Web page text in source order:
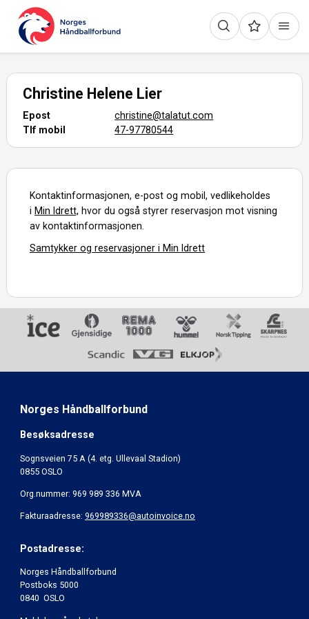
Christine Helene Lier
Epost
christine@talatut.com
Tlf mobil
47-97780544
Kontaktinformasjonen, e-post og mobil, vedlikeholdes
i Min Idrett, hvor du også styrer reservasjon mot visning
av kontaktinformasjonen.
Samtykker og reservasjoner i Min Idrett
Norges Håndballforbund
Besøksadresse
Sognsveien 75 A (4. etg. Ullevaal Stadion)
0855 OSLO
Org.nummer: 969 989 336 MVA
Fakturaadresse: 969989336@autoinvoice.no
Postadresse:
Norges Håndballforbund
Postboks 5000
0840 OSLO